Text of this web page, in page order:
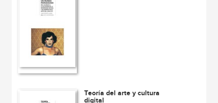
Teoría del arte y cultura
digital